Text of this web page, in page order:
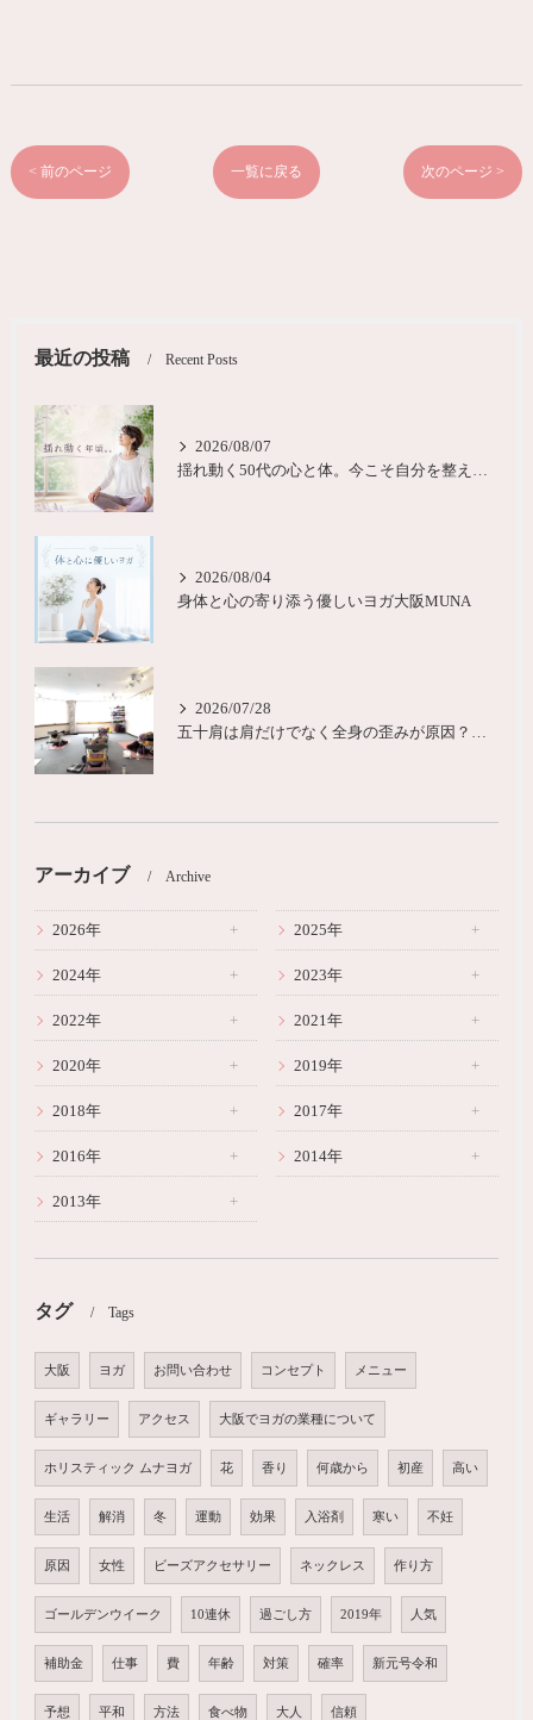
< 前のページ 一覧に戻る 次のページ >
最近の投稿 Recent Posts
2026/08/07
2026/08/04
身体と心の寄り添う優しいヨガ大阪MUNA
2026/07/28
アーカイブ Archive
2026年 2025年
2024年 2023年
2022年 2021年
2020年 2019年
2018年 2017年
2016年 2014年
2013年
タグ Tags
大阪 ヨガ お問い合わせ コンセプト メニュー
ギャラリー アクセス 大阪でヨガの業種について
ホリスティック ムナヨガ 花 香り 何歳から 初産 高い
生活 解消 冬 運動 効果 入浴剤 寒い 不妊
原因 女性 ビーズアクセサリー ネックレス 作り方
ゴールデンウイーク 10連休 過ごし方 2019年 人気
補助金 仕事 費 年齢 対策 確率 新元号令和
予想 平和 方法 食べ物 大人 信頼